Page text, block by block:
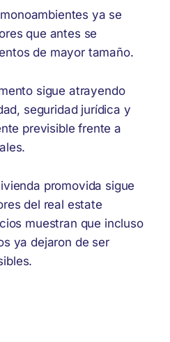
ya se
que antes se
de mayor tamaño.
sigue atrayendo
seguridad jurídica y
previsible frente a
promovida sigue
del real estate
muestran que incluso
ya dejaron de ser